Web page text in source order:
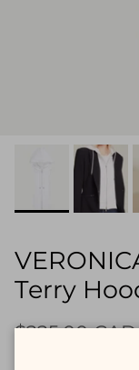
Terry
$225.00 CAD